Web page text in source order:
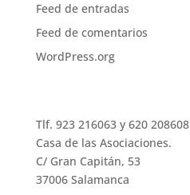
Feed de entradas
Feed de comentarios
WordPress.org
Tlf. 923 216063 y 620 208608
Casa de las Asociaciones.
C/ Gran Capitán, 53
37006 Salamanca